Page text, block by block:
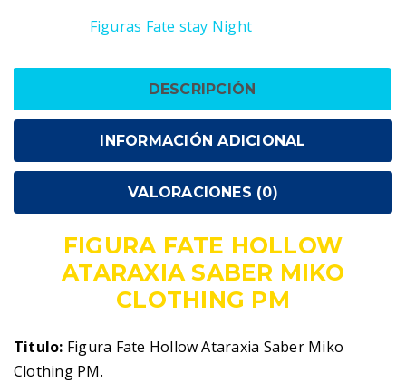
Figuras Fate stay Night
DESCRIPCIÓN
INFORMACIÓN ADICIONAL
VALORACIONES (0)
FIGURA FATE HOLLOW
ATARAXIA SABER MIKO
CLOTHING PM
Titulo: Figura Fate Hollow Ataraxia Saber Miko
Clothing PM.